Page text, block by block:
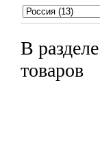
В
товаров